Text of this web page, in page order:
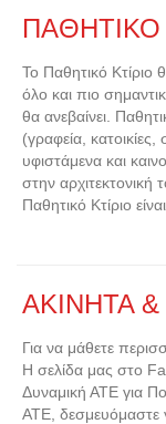
Το Παθητικό Κτίριο
όλο και πιο
θα ανεβαίνει.
(γραφεία,
υφιστάμενα και
στην αρχιτεκτονική
Παθητικό Κτίριο
ΑΚΙΝΗΤΑ
Για να μάθετε
Η σελίδα μας στο
Δυναμική ΑΤΕ για
ΑΤΕ, δεσμευόμαστε